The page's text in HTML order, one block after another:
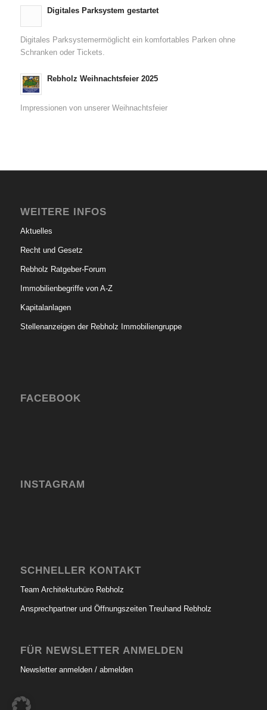
Digitales Parksystem gestartet
Digitales Parksystemermöglicht ein komfortables Parken ohne
Schranken oder Tickets.
Rebholz Weihnachtsfeier 2025
Impressionen von unserer Weihnachtsfeier
WEITERE INFOS
Aktuelles
Recht und Gesetz
Rebholz Ratgeber-Forum
Immobilienbegriffe von A-Z
Kapitalanlagen
Stellenanzeigen der Rebholz Immobiliengruppe
FACEBOOK
INSTAGRAM
SCHNELLER KONTAKT
Team Architekturbüro Rebholz
Ansprechpartner und Öffnungszeiten Treuhand Rebholz
FÜR NEWSLETTER ANMELDEN
Newsletter anmelden / abmelden